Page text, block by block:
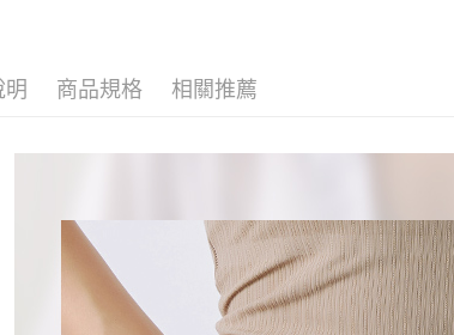
明 商品規格 相關推薦